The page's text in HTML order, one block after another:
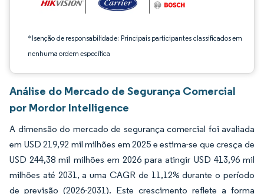
*Isenção de responsabilidade: Principais participantes classificados em
nenhuma ordem específica
Análise do Mercado de Segurança Comercial
por Mordor Intelligence
A dimensão do mercado de segurança comercial foi avaliada
em USD 219,92 mil milhões em 2025 e estima-se que cresça de
USD 244,38 mil milhões em 2026 para atingir USD 413,96 mil
milhões até 2031, a uma CAGR de 11,12% durante o período
de previsão (2026-2031). Este crescimento reflete a forma